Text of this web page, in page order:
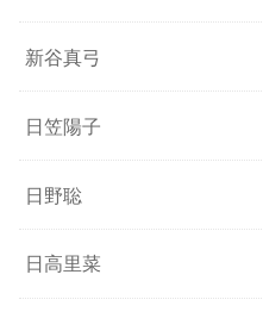
新谷真弓
日笠陽子
日野聡
日高里菜